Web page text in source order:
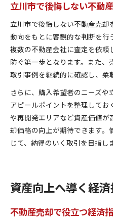
立川市で後悔しない不動
立川市で後悔しない不動産売
動向をもとに客観的な判断を行
複数の不動産会社に査定を依頼
防ぐ第一歩となります。また、
取引事例を継続的に確認し、柔
さらに、購入希望者のニーズ
アピールポイントを整理して
や再開発エリアなど資産価値が
却価格の向上が期待できます。
じて、納得のいく取引を目指し
資産向上へ導く経
不動産売却で役立つ経済